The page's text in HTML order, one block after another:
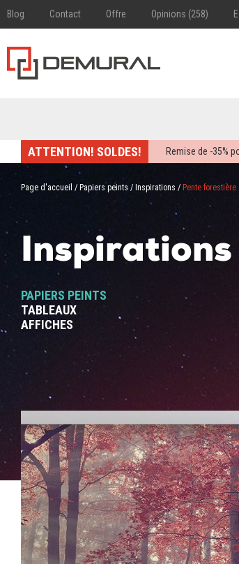
Blog Contact Offre Opinions (258)
ATTENTION! SOLDES! Remise de -35%
Page d'accueil / Papiers peints/ Inspirations / Pente forestière
Inspirations
PAPIERS PEINTS
TABLEAUX
AFFICHES